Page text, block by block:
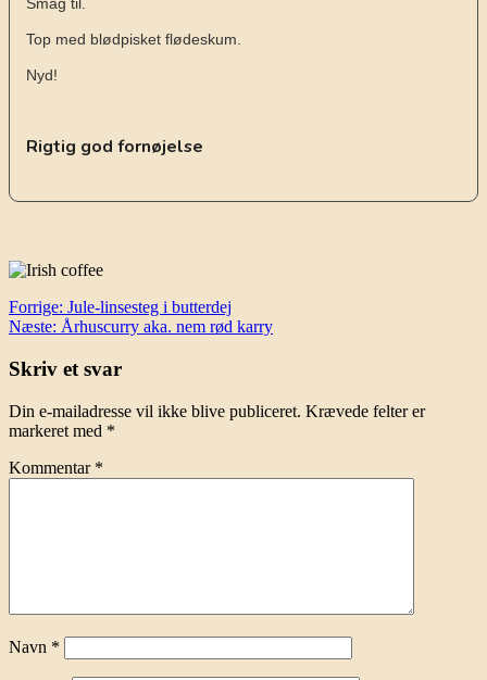
Smag til.
Top med blødpisket flødeskum.
Nyd!
Rigtig god fornøjelse
Indlægsnavigation
Forrige: Jule-linsesteg i butterdej
Næste: Århuscurry aka. nem rød karry
Skriv et svar
Din e-mailadresse vil ikke blive publiceret. Krævede felter er
markeret med *
Kommentar *
Navn *